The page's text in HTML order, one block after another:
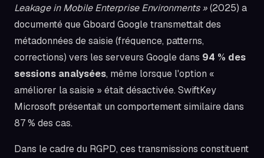
Leakage in Mobile Enterprise Environments »(2025) a
documenté que Gboard Google transmettait des
métadonnées de saisie (fréquence, patterns,
corrections) vers les serveurs Google dans 94 % des
sessions analysées, même lorsque l'option «
améliorer la saisie » était désactivée. SwiftKey
Microsoft présentait un comportement similaire dans
87 % des cas.
Dans le cadre du RGPD, ces transmissions constituent